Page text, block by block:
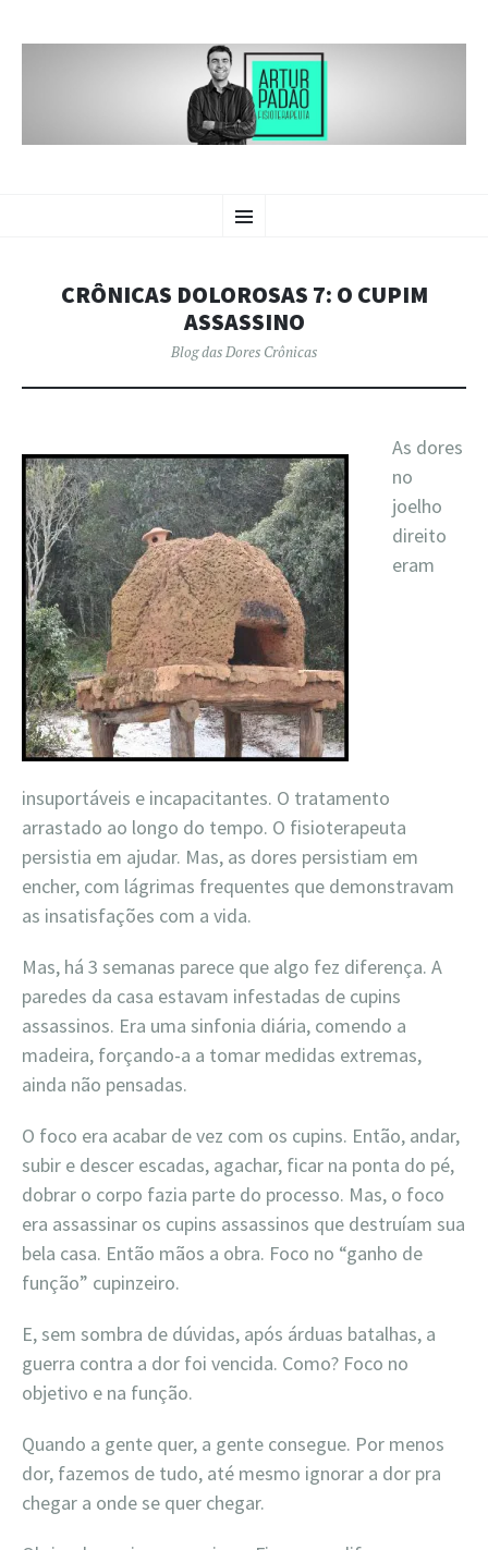
BLOG DAS
PADÃO
Menu
PARA
CRÔNICAS DOLOROSAS 7: O CUPIM
ASSASSINO
Blog das Dores Crônicas
As dores
no
joelho
direito
eram
insuportáveis e incapacitantes. O tratamento
arrastado ao longo do tempo. O fisioterapeuta
persistia em ajudar. Mas, as dores persistiam em
encher, com lágrimas frequentes que demonstravam
as insatisfações com a vida.
Mas, há 3 semanas parece que algo fez diferença. A
paredes da casa estavam infestadas de cupins
assassinos. Era uma sinfonia diária, comendo a
madeira, forçando-a a tomar medidas extremas,
ainda não pensadas.
O foco era acabar de vez com os cupins. Então, andar,
subir e descer escadas, agachar, ficar na ponta do pé,
dobrar o corpo fazia parte do processo. Mas, o foco
era assassinar os cupins assassinos que destruíam sua
bela casa. Então mãos a obra. Foco no “ganho de
função” cupinzeiro.
E, sem sombra de dúvidas, após árduas batalhas, a
guerra contra a dor foi vencida. Como? Foco no
objetivo e na função.
Quando a gente quer, a gente consegue. Por menos
dor, fazemos de tudo, até mesmo ignorar a dor pra
chegar a onde se quer chegar.